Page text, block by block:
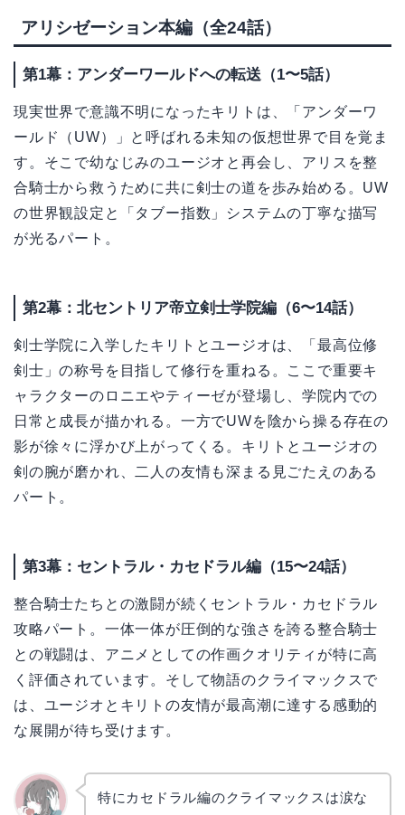
アリシゼーション本編（全24話）
第1幕：アンダーワールドへの転送（1〜5話）
現実世界で意識不明になったキリトは、「アンダーワ
ールド（UW）」と呼ばれる未知の仮想世界で目を覚ま
す。そこで幼なじみのユージオと再会し、アリスを整
合騎士から救うために共に剣士の道を歩み始める。UW
の世界観設定と「タブー指数」システムの丁寧な描写
が光るパート。
第2幕：北セントリア帝立剣士学院編（6〜14話）
剣士学院に入学したキリトとユージオは、「最高位修
剣士」の称号を目指して修行を重ねる。ここで重要キ
ャラクターのロニエやティーゼが登場し、学院内での
日常と成長が描かれる。一方でUWを陰から操る存在の
影が徐々に浮かび上がってくる。キリトとユージオの
剣の腕が磨かれ、二人の友情も深まる見ごたえのある
パート。
第3幕：セントラル・カセドラル編（15〜24話）
整合騎士たちとの激闘が続くセントラル・カセドラル
攻略パート。一体一体が圧倒的な強さを誇る整合騎士
との戦闘は、アニメとしての作画クオリティが特に高
く評価されています。そして物語のクライマックスで
は、ユージオとキリトの友情が最高潮に達する感動的
な展開が待ち受けます。
特にカセドラル編のクライマックスは涙な